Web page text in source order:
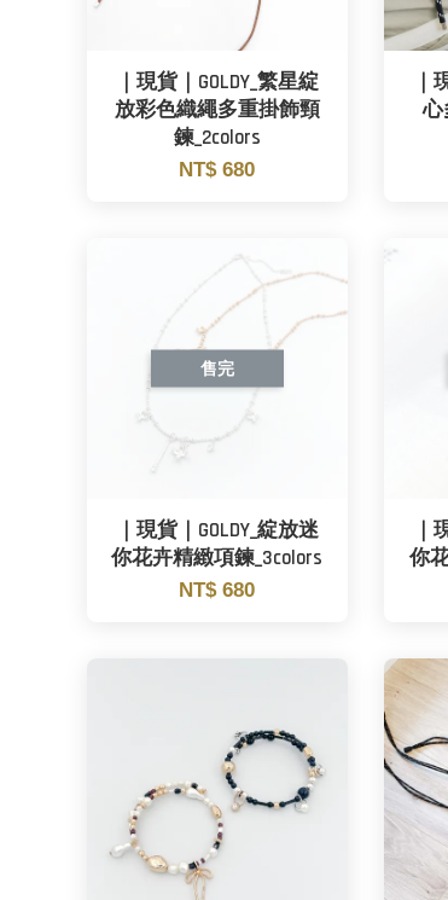
｜現貨｜GOLDY_繁星綻
放彩色織繩多重掛飾頸
鍊_2colors
NT$ 680
｜
心
售完
｜現貨｜GOLDY_綻放迷
你花卉精緻項鍊_3colors
NT$ 680
｜
你